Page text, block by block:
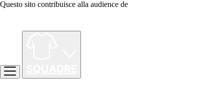
Questo sito contribuisce alla audience de